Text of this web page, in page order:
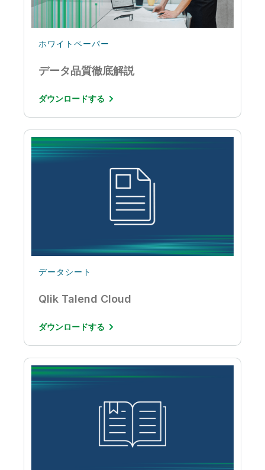
ホワイトペーパー
データ品質徹底解説
ダウンロードする
データシート
Qlik Talend Cloud
ダウンロードする